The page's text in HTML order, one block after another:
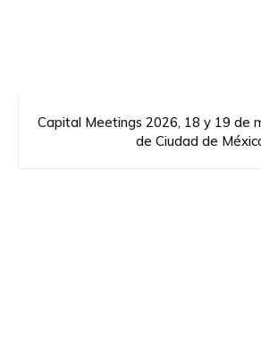
Capital Meetings 2026, 18 y 19 de
de Ciudad de